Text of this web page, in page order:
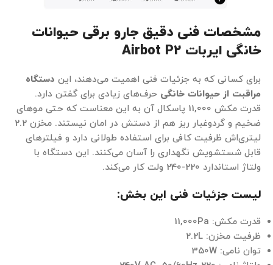
مشخصات فنی دقیق جارو برقی حیوانات
خانگی ایربات Airbot P2
برای کسانی که به جزئیات فنی اهمیت می‌دهند، این دستگاه
مراقبت از حیوانات خانگی حرف‌های زیادی برای گفتن دارد.
قدرت مکش 11,000 پاسکال آن به این معناست که حتی موهای
ضخیم و گردوغبار ریز هم از دستش در امان نیستند. مخزن 2.2
لیتری‌اش ظرفیت کافی برای استفاده طولانی دارد و فیلترهای
قابل شستشویش نگهداری را آسان می‌کنند. این دستگاه با
ولتاژ استاندارد 220-240 ولت کار می‌کند.
لیست جزئیات فنی این بخش:
قدرت مکش: 11,000Pa
ظرفیت مخزن: 2.2L
توان نامی: 350W